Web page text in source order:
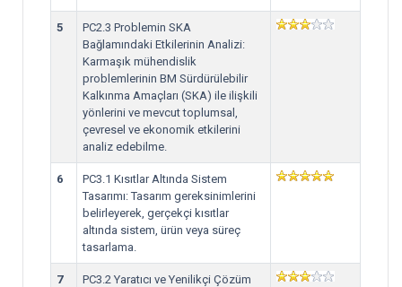
5
PC2.3 Problemin SKA
Bağlamındaki Etkilerinin Analizi:
Karmaşık mühendislik
problemlerinin BM Sürdürülebilir
Kalkınma Amaçları (SKA) ile ilişkili
yönlerini ve mevcut toplumsal,
çevresel ve ekonomik etkilerini
analiz edebilme.
6
PC3.1 Kısıtlar Altında Sistem
Tasarımı: Tasarım gereksinimlerini
belirleyerek, gerçekçi kısıtlar
altında sistem, ürün veya süreç
tasarlama.
7
PC3.2 Yaratıcı ve Yenilikçi Çözüm